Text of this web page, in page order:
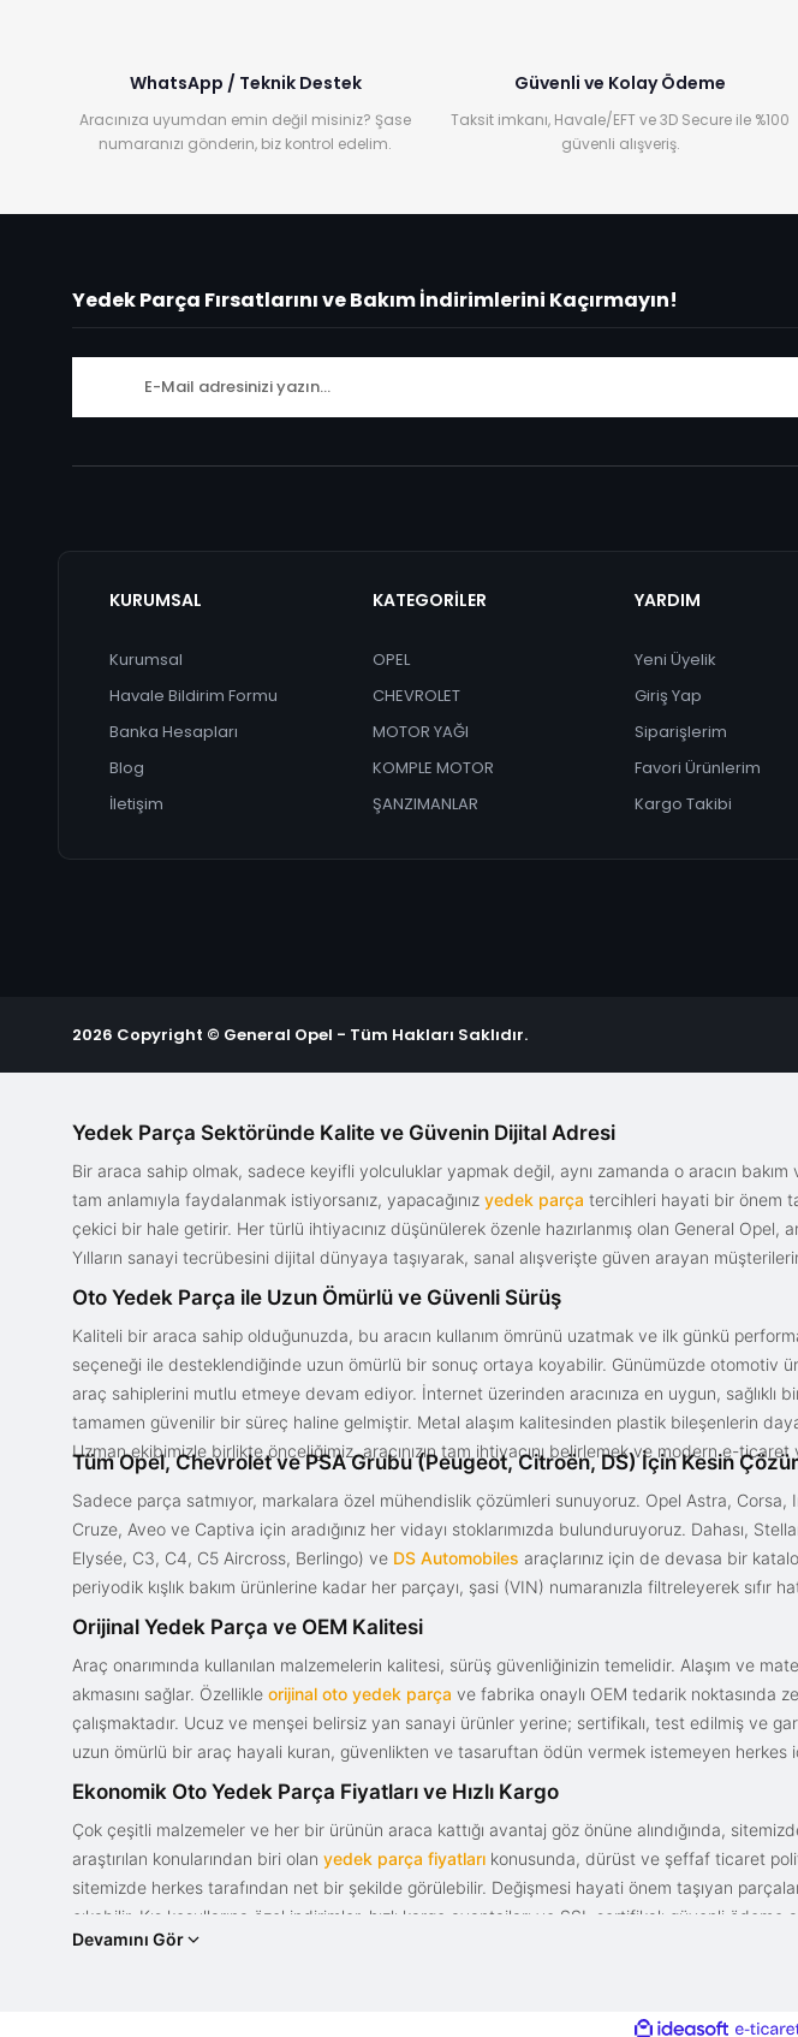
WhatsApp / Teknik Destek
Aracınıza uyumdan emin değil misiniz? Şase
numaranızı gönderin, biz kontrol edelim.
Güvenli ve Kolay Ödeme
Taksit imkanı, Havale/EFT ve 3D Secure ile %100
güvenli alışveriş.
Yedek Parça Fırsatlarını ve Bakım İndirimlerini Kaçırmayın!
KURUMSAL
Kurumsal
Havale Bildirim Formu
Banka Hesapları
Blog
İletişim
KATEGORİLER
OPEL
CHEVROLET
MOTOR YAĞI
KOMPLE MOTOR
ŞANZIMANLAR
YARDIM
Yeni Üyelik
Giriş Yap
Siparişlerim
Favori Ürünlerim
Kargo Takibi
2026 Copyright © General Opel - Tüm Hakları Saklıdır.
Yedek Parça Sektöründe Kalite ve Güvenin Dijital Adresi
Bir araca sahip olmak, sadece keyifli yolculuklar yapmak değil, aynı zamanda o aracın
tam anlamıyla faydalanmak istiyorsanız, yapacağınız yedek parça tercihleri hayati bir önem
çekici bir hale getirir. Her türlü ihtiyacınız düşünülerek özenle hazırlanmış olan General Opel,
Yılların sanayi tecrübesini dijital dünyaya taşıyarak, sanal alışverişte güven arayan
Oto Yedek Parça ile Uzun Ömürlü ve Güvenli Sürüş
Kaliteli bir araca sahip olduğunuzda, bu aracın kullanım ömrünü uzatmak ve ilk günkü
seçeneği ile desteklendiğinde uzun ömürlü bir sonuç ortaya koyabilir. Günümüzde otomotiv
araç sahiplerini mutlu etmeye devam ediyor. İnternet üzerinden aracınıza en uygun, sağlıklı
tamamen güvenilir bir süreç haline gelmiştir. Metal alaşım kalitesinden plastik bileşenlerin
Uzman ekibimizle birlikte önceliğimiz, aracınızın tam ihtiyacını belirlemek ve modern e-ticaret
Tüm Opel, Chevrolet ve PSA Grubu (Peugeot, Citroën, DS) İçin Kesin
Sadece parça satmıyor, markalara özel mühendislik çözümleri sunuyoruz. Opel Astra,
Cruze, Aveo ve Captiva için aradığınız her vidayı stoklarımızda bulunduruyoruz. Dahası,
Elysée, C3, C4, C5 Aircross, Berlingo) ve DS Automobiles araçlarınız için de devasa bir
periyodik kışlık bakım ürünlerine kadar her parçayı, şasi (VIN) numaranızla filtreleyerek sıfır
Orijinal Yedek Parça ve OEM Kalitesi
Araç onarımında kullanılan malzemelerin kalitesi, sürüş güvenliğinizin temelidir. Alaşım ve
akmasını sağlar. Özellikle orijinal oto yedek parça ve fabrika onaylı OEM tedarik noktasında
çalışmaktadır. Ucuz ve menşei belirsiz yan sanayi ürünler yerine; sertifikalı, test edilmiş ve
uzun ömürlü bir araç hayali kuran, güvenlikten ve tasaruftan ödün vermek istemeyen
Ekonomik Oto Yedek Parça Fiyatları ve Hızlı Kargo
Çok çeşitli malzemeler ve her bir ürünün araca kattığı avantaj göz önüne alındığında,
araştırılan konularından biri olan yedek parça fiyatları konusunda, dürüst ve şeffaf ticaret
sitemizde herkes tarafından net bir şekilde görülebilir. Değişmesi hayati önem taşıyan
çıkabilir. Kış koşullarına özel indirimler, hızlı kargo avantajları ve SSL sertifikalı güvenli
bir tasarım ve güce sahip olan aracınızın değerini korumak, uygun fiyat avantajıyla parça
Devamını Gör
ideasoft